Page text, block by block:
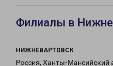
Филиалы в
НИЖНЕВАРТОВСК
Россия, Ханты-Мансийский